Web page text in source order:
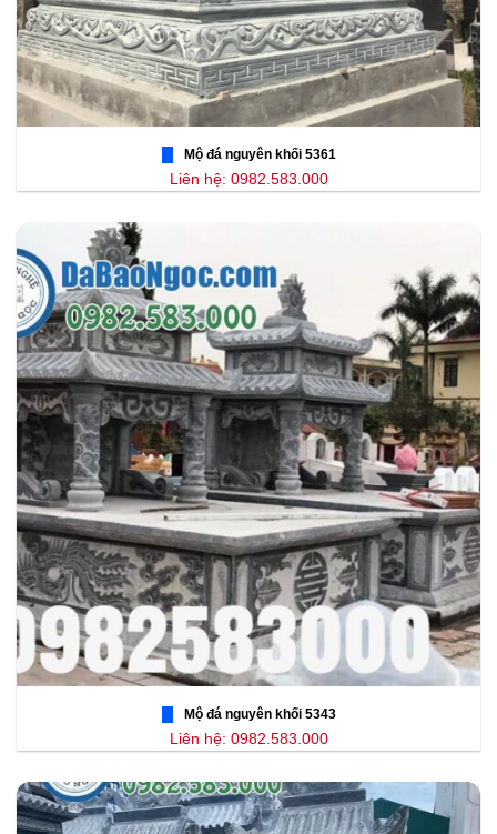
Mộ đá nguyên khối 5361
Liên hệ: 0982.583.000
Mộ đá nguyên khối 5343
Liên hệ: 0982.583.000